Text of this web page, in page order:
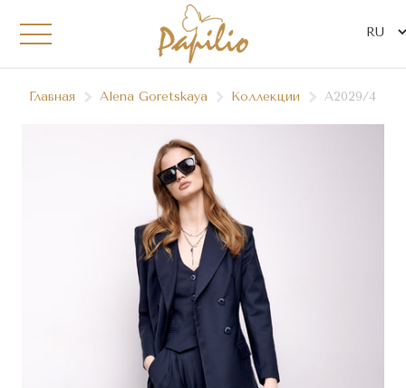
Главная Alena Goretskaya Коллекции А2029/4,